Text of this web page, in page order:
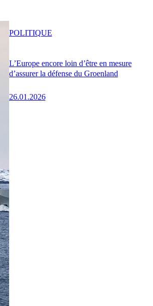
L’Europe encore loin d’être en mesure
d’assurer la défense du Groenland
26.01.2026
POLITIQUE